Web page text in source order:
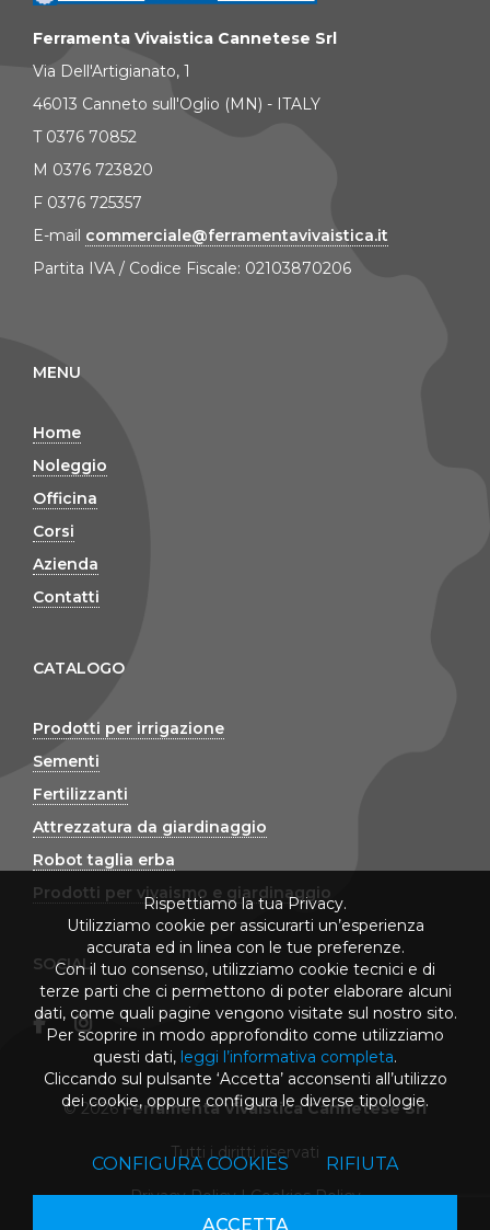
Ferramenta Vivaistica Cannetese Srl
Via Dell'Artigianato, 1
46013 Canneto sull'Oglio (MN) - ITALY
T 0376 70852
M 0376 723820
F 0376 725357
E-mail commerciale@ferramentavivaistica.it
Partita IVA / Codice Fiscale: 02103870206
MENU
Home
Noleggio
Officina
Corsi
Azienda
Contatti
CATALOGO
Prodotti per irrigazione
Sementi
Fertilizzanti
Attrezzatura da giardinaggio
Robot taglia erba
Prodotti per vivaismo e giardinaggio
SOCIAL
© 2026Ferramenta Vivaistica Cannetese Srl
Tutti i diritti riservati
Privacy Policy|Cookies Policy
Rispettiamo la tua Privacy.
Utilizziamo cookie per assicurarti un’esperienza
accurata ed in linea con le tue preferenze.
Con il tuo consenso, utilizziamo cookie tecnici e di
terze parti che ci permettono di poter elaborare alcuni
dati, come quali pagine vengono visitate sul nostro sito.
Per scoprire in modo approfondito come utilizziamo
questi dati, leggi l’informativa completa.
Cliccando sul pulsante ‘Accetta’ acconsenti all’utilizzo
dei cookie, oppure configura le diverse tipologie.
CONFIGURA COOKIES RIFIUTA
ACCETTA